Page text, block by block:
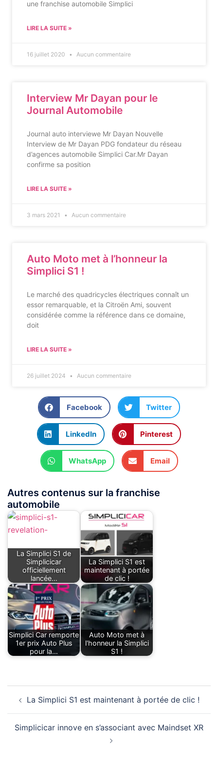
une franchise automobile Simplici
LIRE LA SUITE »
16 juillet 2020 Aucun commentaire
Interview Mr Dayan pour le
Journal Automobile
Journal auto interviewe Mr Dayan Nouvelle
Interview de Mr Dayan PDG fondateur du réseau
d’agences automobile Simplici Car.Mr Dayan
confirme sa position
LIRE LA SUITE »
3 mars 2021 Aucun commentaire
Auto Moto met à l’honneur la
Simplici S1 !
Le marché des quadricycles électriques connaît un
essor remarquable, et la Citroën Ami, souvent
considérée comme la référence dans ce domaine,
doit
LIRE LA SUITE »
26 juillet 2024 Aucun commentaire
Facebook Twitter
LinkedIn Pinterest
WhatsApp Email
Autres contenus sur la franchise
automobile
La Simplici S1 de
Simplicicar
officiellement
lancée…
La Simplici S1 est
maintenant à portée
de clic !
Simplici Car remporte
1er prix Auto Plus
pour la…
Auto Moto met à
l'honneur la Simplici
S1 !
La Simplici S1 est maintenant à portée de clic !
Simplicicar innove en s’associant avec Maindset XR